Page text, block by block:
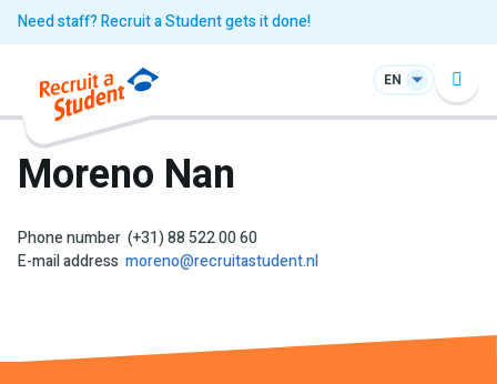
Need staff? Recruit a Student gets it done!
EN
Moreno Nan
Phone number (+31) 88 522 00 60
E-mail address moreno@recruitastudent.nl